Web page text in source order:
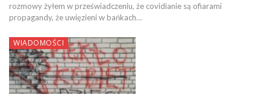
rozmowy żyłem w przeświadczeniu, że covidianie są ofiarami
propagandy, że uwięzieni w bańkach…
WIADOMOŚCI